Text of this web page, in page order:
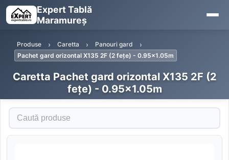
Expert Tablă
Maramureș
Produse Caretta
Panouri gard
Pachet gard orizontal X135 2F (2 fețe) - 0.95x1.05m
Caretta Pachet gard orizontal X135 2F (2
fețe) - 0.95x1.05m
Caută produse